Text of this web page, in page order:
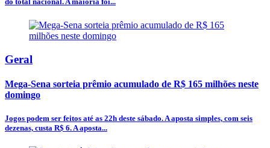
Geral
Mega-Sena sorteia prêmio acumulado de R$ 165 milhões neste
domingo
Jogos podem ser feitos até as 22h deste sábado. A aposta simples, com seis
dezenas, custa R$ 6. A aposta...